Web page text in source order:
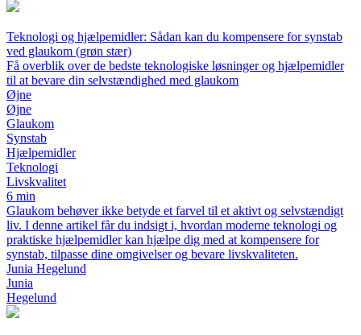
Teknologi og hjælpemidler: Sådan kan du kompensere for synstab
ved glaukom (grøn stær)
Få overblik over de bedste teknologiske løsninger og hjælpemidler
til at bevare din selvstændighed med glaukom
Øjne
Øjne
Glaukom
Synstab
Hjælpemidler
Teknologi
Livskvalitet
6 min
Glaukom behøver ikke betyde et farvel til et aktivt og selvstændigt
liv. I denne artikel får du indsigt i, hvordan moderne teknologi og
praktiske hjælpemidler kan hjælpe dig med at kompensere for
synstab, tilpasse dine omgivelser og bevare livskvaliteten.
Junia Hegelund
Junia
Hegelund